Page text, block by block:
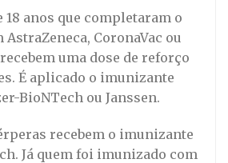
18 anos que completaram o
CoronaVac ou
uma dose de reforço
É aplicado o imunizante
BioNTech ou Janssen.
recebem o imunizante
Já quem foi imunizado com